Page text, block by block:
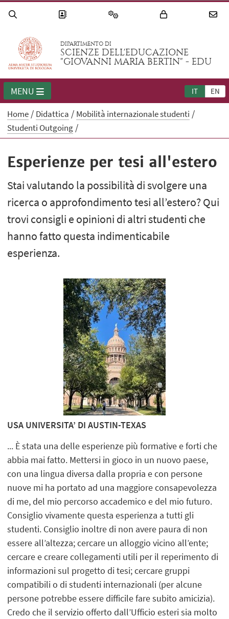
DIPARTIMENTO DI
SCIENZE DELL'EDUCAZIONE
"GIOVANNI MARIA BERTIN" - EDU
IT EN
MENU
Home Didattica
Mobilità internazionale studenti
Studenti Outgoing
Esperienze per tesi all'estero
Stai valutando la possibilità di svolgere una
ricerca o approfondimento tesi all’estero? Qui
trovi consigli e opinioni di altri studenti che
hanno fatto questa indimenticabile
esperienza.
USA UNIVERSITA’ DI AUSTIN-TEXAS
... È stata una delle esperienze più formative e forti che
abbia mai fatto. Mettersi in gioco in un nuovo paese,
con una lingua diversa dalla propria e con persone
nuove mi ha portato ad una maggiore consapevolezza
di me, del mio percorso accademico e del mio futuro.
Consiglio vivamente questa esperienza a tutti gli
studenti. Consiglio inoltre di non avere paura di non
essere all’altezza; cercare un alloggio vicino all’ente;
cercare e creare collegamenti utili per il reperimento di
informazioni sul progetto di tesi; cercare gruppi
compatibili o di studenti internazionali (per alcune
persone potrebbe essere difficile fare subito amicizia).
Credo che il servizio offerto dall’Ufficio esteri sia molto